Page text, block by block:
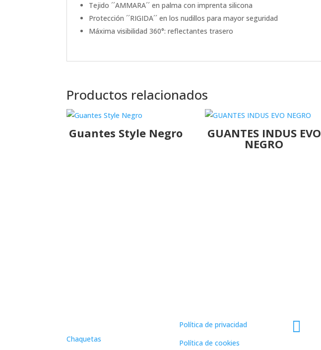
Tejido ´´AMMARA´´ en palma con imprenta silicona
Protección ´´RIGIDA´´ en los nudillos para mayor seguridad
Máxima visibilidad 360°: reflectantes trasero
Productos relacionados
Guantes Style Negro GUANTES INDUS EVO
NEGRO
Chaquetas
Política de privacidad
Política de cookies
